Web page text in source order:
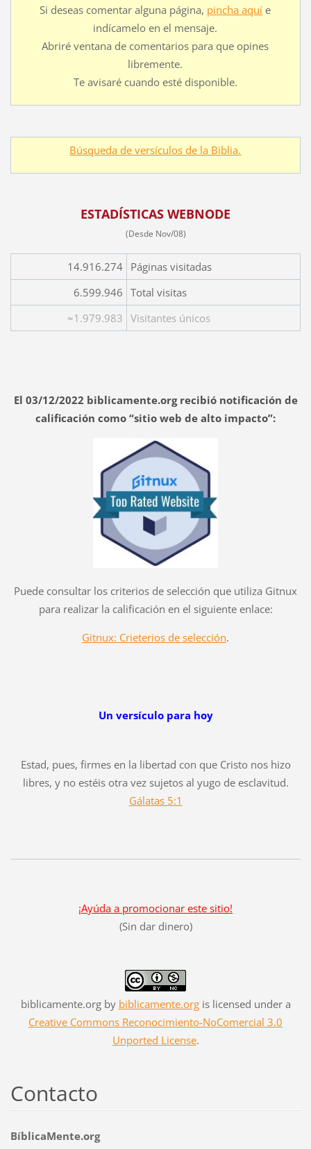
Si deseas comentar alguna página, pincha aquí e
indícamelo en el mensaje.
Abriré ventana de comentarios para que opines
libremente.
Te avisaré cuando esté disponible.
Búsqueda de versículos de la Biblia.
ESTADÍSTICAS WEBNODE
(Desde Nov/08)
14.916.274
Páginas visitadas
6.599.946 Total visitas
≈1.979.983 Visitantes únicos
El 03/12/2022 biblicamente.org recibió notificación de
calificación como “sitio web de alto impacto”:
Puede consultar los criterios de selección que utiliza Gitnux
para realizar la calificación en el siguiente enlace:
Gitnux: Crieterios de selección.
Un versículo para hoy
Estad, pues, firmes en la libertad con que Cristo nos hizo
libres, y no estéis otra vez sujetos al yugo de esclavitud.
Gálatas 5:1
¡Ayúda a promocionar este sitio!
(Sin dar dinero)
biblicamente.orgby biblicamente.orgis licensed under a
Creative Commons Reconocimiento-NoComercial 3.0
Unported License.
Contacto
BíblicaMente.org